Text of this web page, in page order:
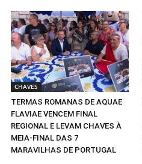
CHAVES
TERMAS ROMANAS DE AQUAE
FLAVIAE VENCEM FINAL
REGIONAL E LEVAM CHAVES À
MEIA-FINAL DAS 7
MARAVILHAS DE PORTUGAL